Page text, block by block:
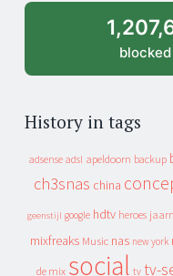
History in tags
adsense adsl apeldoorn backup
ch3snas china
geenstijl google hdtv heroes
mixfreaks Music nas new york
de mix social tv tv-